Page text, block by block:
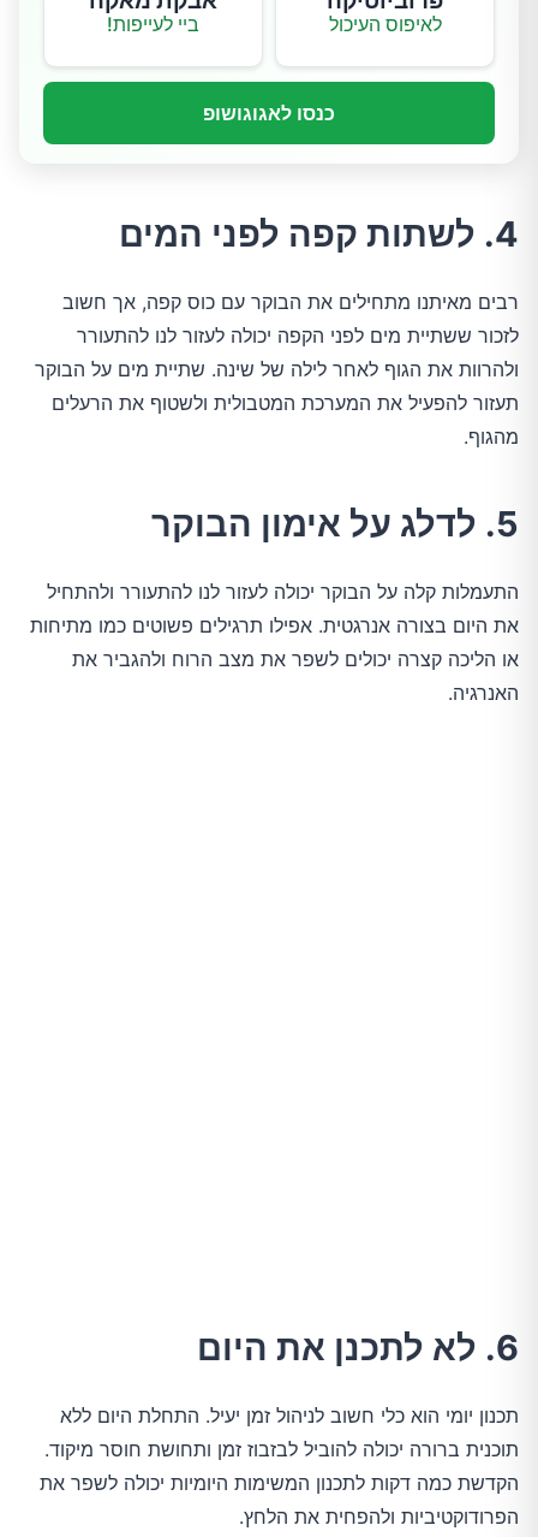
לאיפוס העיכול ביי לעייפות!
כנסו לאגוגושופ
4. לשתות קפה לפני המים
רבים מאיתנו מתחילים את הבוקר עם כוס קפה, אך חשוב
לזכור ששתיית מים לפני הקפה יכולה לעזור לנו להתעורר
ולהרוות את הגוף לאחר לילה של שינה. שתיית מים על הבוקר
תעזור להפעיל את המערכת המטבולית ולשטוף את הרעלים
מהגוף.
5. לדלג על אימון הבוקר
התעמלות קלה על הבוקר יכולה לעזור לנו להתעורר ולהתחיל
את היום בצורה אנרגטית. אפילו תרגילים פשוטים כמו מתיחות
או הליכה קצרה יכולים לשפר את מצב הרוח ולהגביר את
האנרגיה.
6. לא לתכנן את היום
תכנון יומי הוא כלי חשוב לניהול זמן יעיל. התחלת היום ללא
תוכנית ברורה יכולה להוביל לבזבוז זמן ותחושת חוסר מיקוד.
הקדשת כמה דקות לתכנון המשימות היומיות יכולה לשפר את
הפרודוקטיביות ולהפחית את הלחץ.